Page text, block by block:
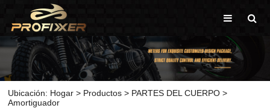
Ubicación: Hogar > Productos > PARTES DEL CUERPO >
Amortiguador